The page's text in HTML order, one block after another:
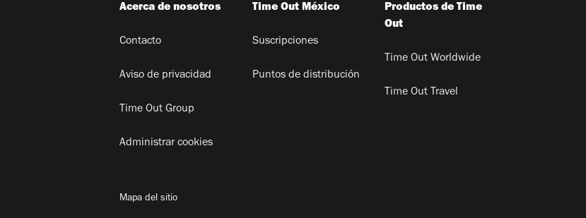
Acerca de nosotros
Contacto
Aviso de privacidad
Time Out Group
Administrar cookies
Time Out México
Suscripciones
Puntos de distribución
Productos de Time
Out
Time Out Worldwide
Time Out Travel
Mapa del sitio